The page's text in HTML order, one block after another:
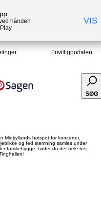
hånden
VIS
Frivilligportalen
SØG
Midtjyllands hotspot for koncerter,
og fed stemning samles under
familiehygge, finder du det hele her.